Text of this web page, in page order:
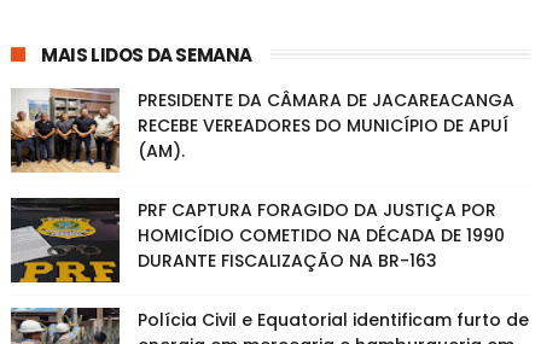
MAIS LIDOS DA SEMANA
PRESIDENTE DA CÂMARA DE JACAREACANGA
RECEBE VEREADORES DO MUNICÍPIO DE APUÍ
(AM).
PRF CAPTURA FORAGIDO DA JUSTIÇA POR
HOMICÍDIO COMETIDO NA DÉCADA DE 1990
DURANTE FISCALIZAÇÃO NA BR-163
Polícia Civil e Equatorial identificam furto de